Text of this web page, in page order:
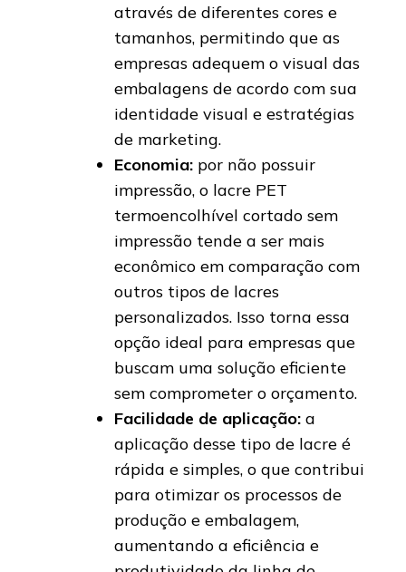
através de diferentes cores e
tamanhos, permitindo que as
empresas adequem o visual das
embalagens de acordo com sua
identidade visual e estratégias
de marketing.
Economia: por não possuir
impressão, o lacre PET
termoencolhível cortado sem
impressão tende a ser mais
econômico em comparação com
outros tipos de lacres
personalizados. Isso torna essa
opção ideal para empresas que
buscam uma solução eficiente
sem comprometer o orçamento.
Facilidade de aplicação: a
aplicação desse tipo de lacre é
rápida e simples, o que contribui
para otimizar os processos de
produção e embalagem,
aumentando a eficiência e